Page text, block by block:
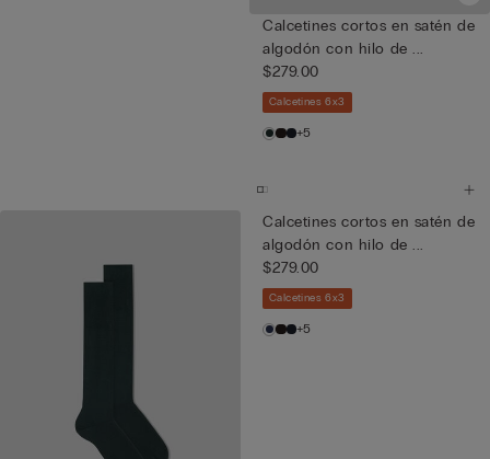
Calcetines cortos en satén de
algodón con hilo de ...
$279.00
Calcetines 6x3
+5
Calcetines cortos en satén de
algodón con hilo de ...
$279.00
Calcetines 6x3
+5